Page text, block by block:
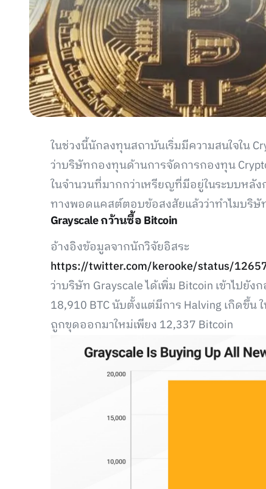
ในช่วงนี้นักลงทุนสถาบันเริ่มมีความสนใจใน
ว่าบริษัทกองทุนด้านการจัดการกองทุน
ในจำนวนที่มากกว่าเหรียญที่มีอยู่ในระบบหลั
ทางพอดแคสต์ตอบข้อสงสัยแล้วว่าทำไมบริษั
Grayscale กว้านซื้อ Bitcoin
อ้างอิงข้อมูลจากนักวิจัยอิสระ
https://twitter.com/kerooke/status/
ว่าบริษัท Grayscale ได้เพิ่ม Bitcoin เข้าไปยั
18,910 BTC นับตั้งแต่มีการ Halving เกิดขึ้
ถูกขุดออกมาใหม่เพียง 12,337 Bitcoin